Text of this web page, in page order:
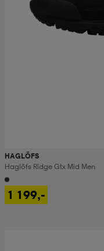
HAGLÖFS
Haglöfs Ridge Gtx Mid Men
1 199,-